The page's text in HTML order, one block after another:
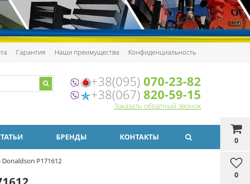
Гарантия Наши преимущества Конфиденциальность
0
0
+38(095) 070-23-82
+38(067) 820-59-15
Заказать обратный звонок
БРЕНДЫ КОНТАКТЫ
P171612